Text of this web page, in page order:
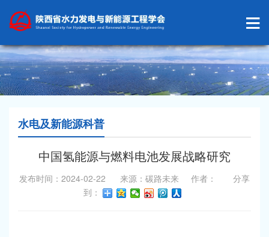
水电及新能源科普
中国氢能源与燃料电池发展战略研究
发布时间：2024-02-22 来源：碳路未来 作者： 分享
到：